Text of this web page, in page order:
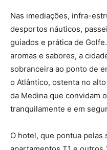
Nas imediações, infra-
desportos náuticos,
guiados e prática de
aromas e sabores, a
sobranceira ao ponto de
o Atlântico, ostenta no
da Medina que convidam
tranquilamente e em
O hotel, que pontua